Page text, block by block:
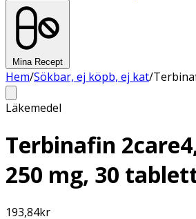
Mina Recept
Hem/Sökbar, ej köpb, ej kat/
Läkemedel
Terbinafin
250 mg, 30
193,84kr